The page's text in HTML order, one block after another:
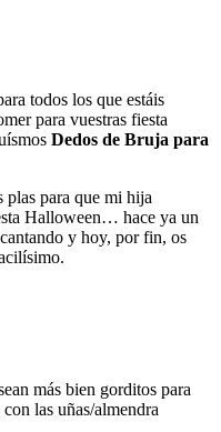
todos los que estáis
para vuestras fiesta
Dedos de Bruja para
plas para que mi hija
Halloween… hace ya un
y hoy, por fin, os
más bien gorditos para
las uñas/almendra